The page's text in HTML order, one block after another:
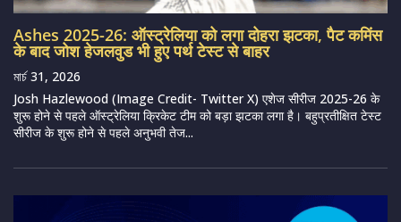
Ashes 2025-26: ऑस्ट्रेलिया को लगा दोहरा झटका, पैट कमिंस
के बाद जोश हेजलवुड भी हुए पर्थ टेस्ट से बाहर
মার্চ 31, 2026
Josh Hazlewood (Image Credit- Twitter X) एशेज सीरीज 2025-26 के
शुरू होने से पहले ऑस्ट्रेलिया क्रिकेट टीम को बड़ा झटका लगा है। बहुप्रतीक्षित टेस्ट
सीरीज के शुरू होने से पहले अनुभवी तेज...